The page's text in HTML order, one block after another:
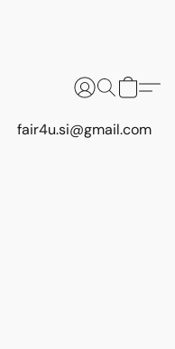
fair4u.si@gmail.com